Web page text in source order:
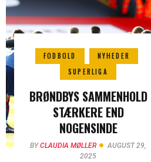
FODBOLD
NYHEDER
SUPERLIGA
BRØNDBYS SAMMENHOLD
STÆRKERE END
NOGENSINDE
BYCLAUDIA MØLLER
AUGUST 29,
2025